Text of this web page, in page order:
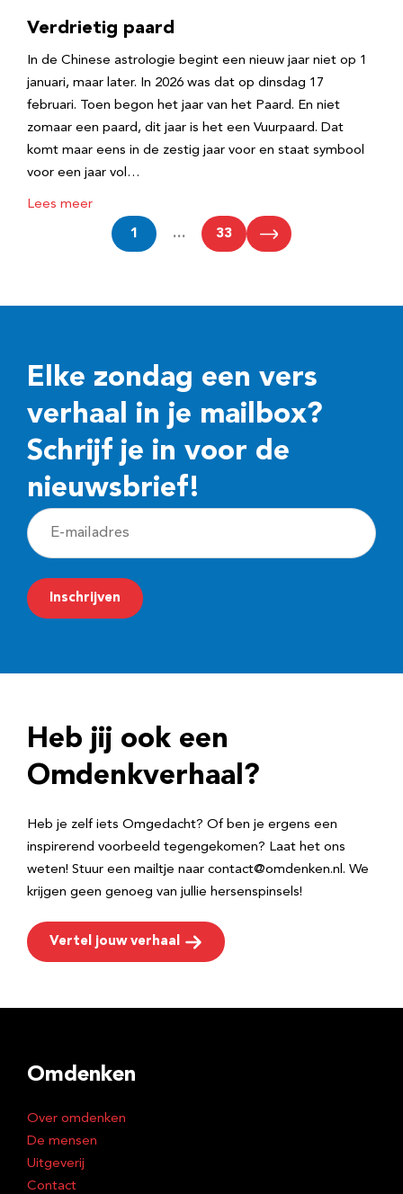
Verdrietig paard
In de Chinese astrologie begint een nieuw jaar niet op 1
januari, maar later. In 2026 was dat op dinsdag 17
februari. Toen begon het jaar van het Paard. En niet
zomaar een paard, dit jaar is het een Vuurpaard. Dat
komt maar eens in de zestig jaar voor en staat symbool
voor een jaar vol…
Lees meer
1 … 33
Elke zondag een vers
verhaal in je mailbox?
Schrijf je in voor de
nieuwsbrief!
E
-
m
a
r
e
Inschrijven
Heb jij ook een
Omdenkverhaal?
Heb je zelf iets Omgedacht? Of ben je ergens een
inspirerend voorbeeld tegengekomen? Laat het ons
weten! Stuur een mailtje naar contact@omdenken.nl. We
krijgen geen genoeg van jullie hersenspinsels!
Vertel jouw verhaal
Omdenken
Over omdenken
De mensen
Uitgeverij
Contact